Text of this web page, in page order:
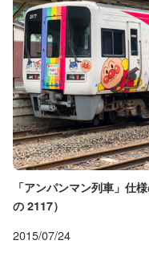
「アンパンマン列車」仕
の 2117）
2015/07/24